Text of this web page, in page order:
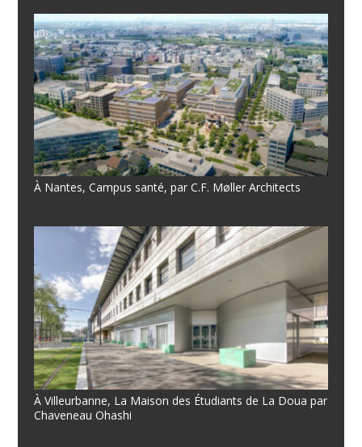
À Nantes, Campus santé, par C.F. Møller Architects
À Villeurbanne, La Maison des Étudiants de La Doua par
Chaveneau Ohashi